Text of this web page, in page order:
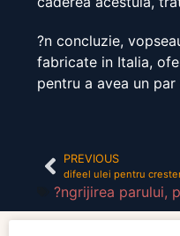
?n concluzie,
fabricate in Italia,
pentru a avea un
PREVIOUS
difeel ulei pentru
?ngrijirea parului,